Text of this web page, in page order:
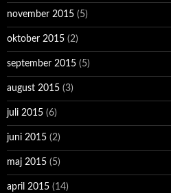
november 2015 (5)
oktober 2015 (2)
september 2015 (5)
august 2015 (3)
juli 2015 (6)
juni 2015 (2)
maj 2015 (5)
april 2015 (14)